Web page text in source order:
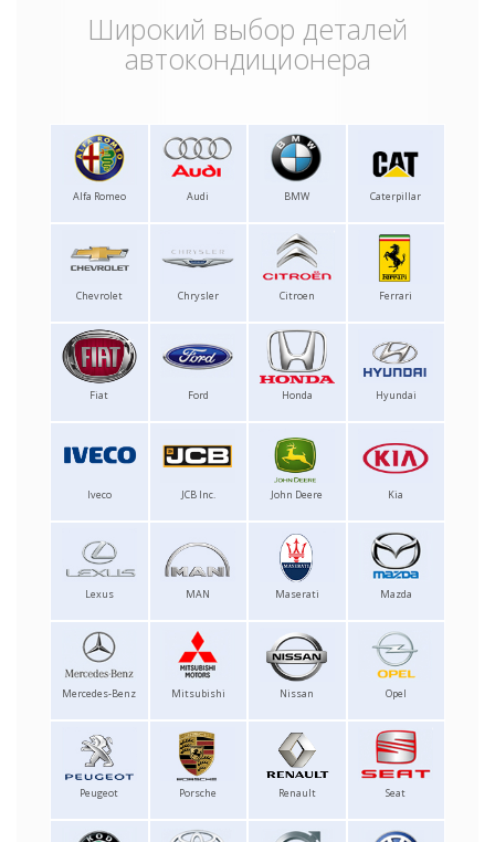
Широкий выбор деталей
автокондиционера
Alfa Romeo Audi BMW Caterpillar
Chevrolet Chrysler Citroen Ferrari
Fiat Ford Honda Hyundai
Iveco JCB Inc. John Deere Kia
Lexus MAN Maserati Mazda
Mercedes-Benz Mitsubishi Nissan Opel
Peugeot Porsche Renault Seat